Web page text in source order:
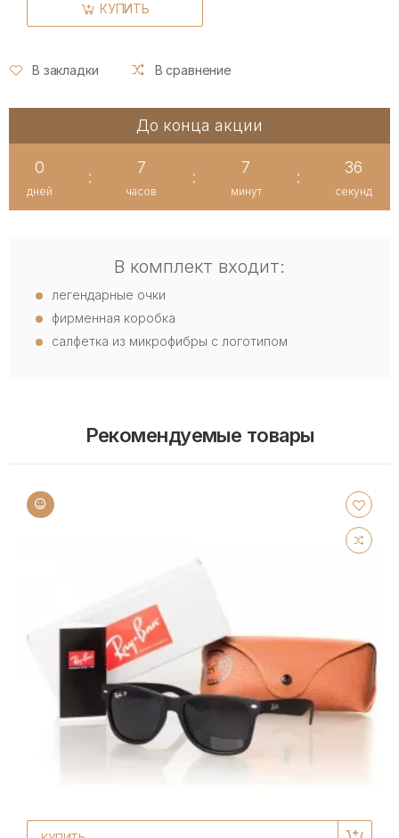
КУПИТЬ
В закладки В сравнение
До конца акции
0
дней
:
7
часов
:
7
минут
:
36
секунд
В комплект входит:
легендарные очки
фирменная коробка
салфетка из микрофибры с логотипом
Рекомендуемые товары